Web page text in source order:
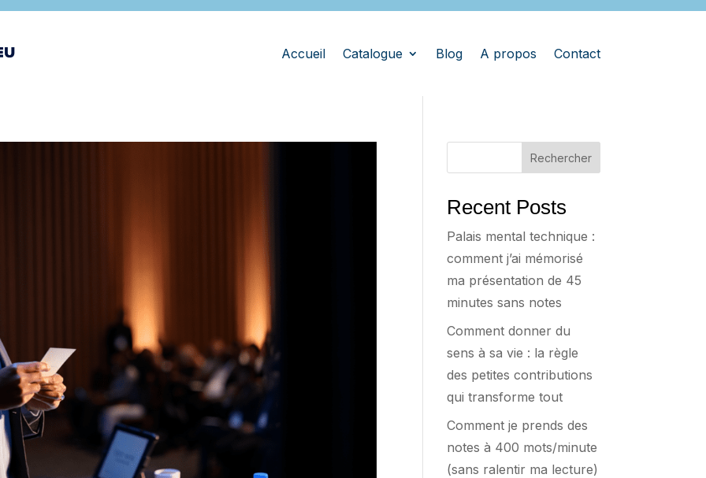
Accueil Catalogue Blog A propos Contact
Rechercher
Recent Posts
Palais mental technique :
comment j’ai mémorisé
ma présentation de 45
minutes sans notes
Comment donner du
sens à sa vie : la règle
des petites contributions
qui transforme tout
Comment je prends des
notes à 400 mots/minute
(sans ralentir ma lecture)